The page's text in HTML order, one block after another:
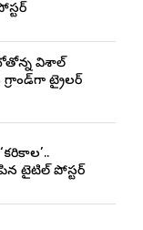
విశాల్
గ్రాండ్‌గా ట్రైలర్
టైటిల్ పోస్టర్